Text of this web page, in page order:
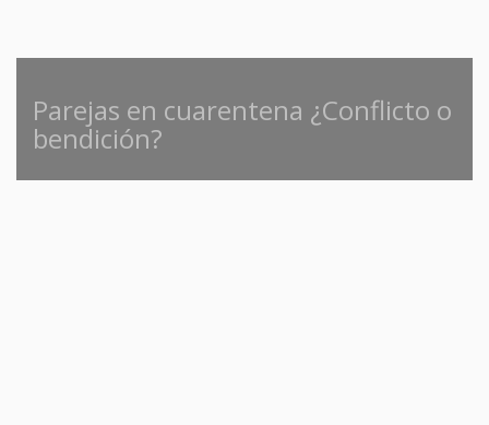
Parejas en cuarentena ¿Conflicto o
bendición?